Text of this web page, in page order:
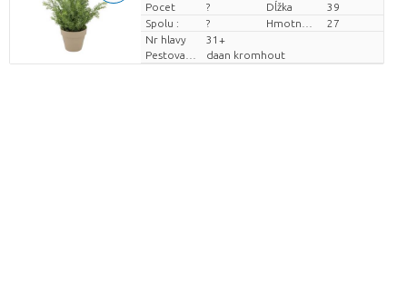
Cena za kus
Pocet ? Dĺžka
39
Spolu :
?
27
Nr hlavy
31+
daan kromhout